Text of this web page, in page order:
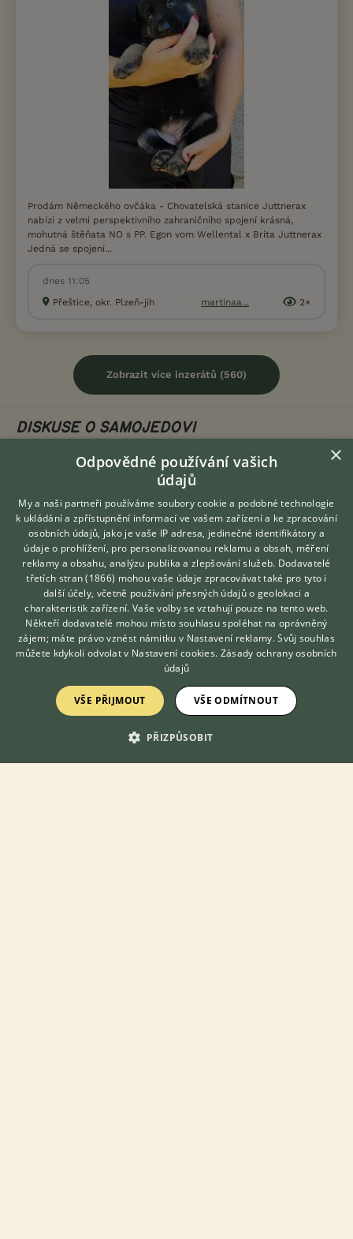
Prodám Německého ovčáka - Chovatelská stanice Juttnerax
nabízí z velmi perspektivního zahraničního spojení krásná,
mohutná štěňata NO s PP. Egon vom Wellental x Brita Juttnerax
Jedná se spojení...
dnes 11:05
Přeštice, okr. Plzeň-jih
martinaa... 2×
Zobrazit více inzerátů (560)
DISKUSE O SAMOJEDOVI
Samojedi krytí
18reakcí
17.1.2023 07:50
Velký pes k malé feně
14reakcí
11.9.2020 20:17
Agresivita ke psům
4reakcí
7.10.2020 23:24
Prosím o radu k starému psovi je možné priviesť
šteniatko?
11reakcí
29.3.2018 16:22
Zub navíc a uchovnění
Hledáte zvířecího kamaráda?
Zdarma vám poradí
VETERINÁŘ ONLINE
KONZULTOVAT S
VETERINÁŘEM
×
Odpovědné používání vašich
údajů
My a naši partneři používáme soubory cookie a podobné technologie
k ukládání a zpřístupnění informací ve vašem zařízení a ke zpracování
osobních údajů, jako je vaše IP adresa, jedinečné identifikátory a
údaje o prohlížení, pro personalizovanou reklamu a obsah, měření
reklamy a obsahu, analýzu publika a zlepšování služeb. Dodavatelé
třetích stran (1866) mohou vaše údaje zpracovávat také pro tyto i
další účely, včetně používání přesných údajů o geolokaci a
charakteristik zařízení. Vaše volby se vztahují pouze na tento web.
Někteří dodavatelé mohou místo souhlasu spoléhat na oprávněný
zájem; máte právo vznést námitku v Nastavení reklamy. Svůj souhlas
můžete kdykoli odvolat v Nastavení cookies. Zásady ochrany osobních
údajů
VŠE PŘIJMOUT VŠE ODMÍTNOUT
PŘIZPŮSOBIT